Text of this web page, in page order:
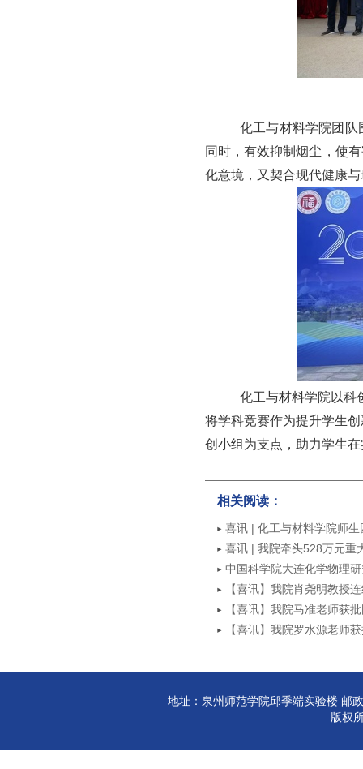
化工与材料学院团队
同时 ，有效抑制烟尘，使
化意境，又契合现代健康
化工与材料学院以科
将学科竞赛作为提升学生
创小组为支点，助力学生
相关阅读：
喜讯 | 化工与材料学院师
大赛中喜获一等奖
喜讯 | 我院牵头528万元重
中国科学院大连化学物理
【喜讯】我院肖尧明教授
影响力榜单”
【喜讯】我院马准老师获
【喜讯】我院罗水源老师
地址：泉州师范学院邱季端实验楼 邮
版权